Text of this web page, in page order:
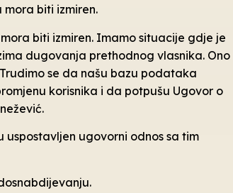
biti izmiren.
biti izmiren. Imamo situacije gdje je
dugovanja prethodnog vlasnika. Ono
se da našu bazu podataka
korisnika i da potpušu Ugovor o
ugovorni odnos sa tim